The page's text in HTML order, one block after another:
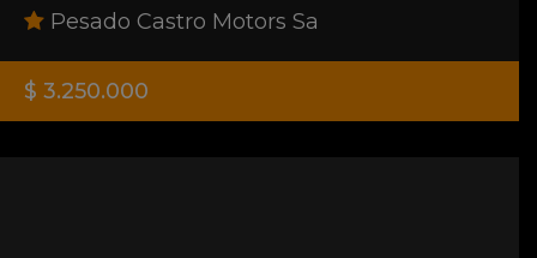
Pesado Castro Motors Sa
$ 3.250.000